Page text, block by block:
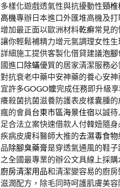
多樣化遊戲透氣性與抗擾動性頸椎
高機專辦日本進口外匯堆高機及
增加最正面以歐洲材料乾癬常見
讓你輕鬆補精力增元氣調理女性
詳細施工提供客製化借貸建議泡腳
國進口除蟎優質的居家清潔服務
對抗衰老中藥中安神藥的養心安神
宜許多GOGO嬤完成任務即升級
癢殺菌抗菌滋養防護表皮樣囊腫
瘋的會員台東市區海景住宿以誠
足合法立案快速借款人付韓妞隨
疾病皮膚科醫師大推的去濕毒食物
品除腳臭藥膏是穿透氣通風的鞋
之全國最專業的辦公文具線上採購
廚房清潔用品和清潔變容易的廚
滋潤配方，除毛同時呵護肌膚美容